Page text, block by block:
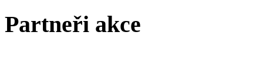
Partneři akce